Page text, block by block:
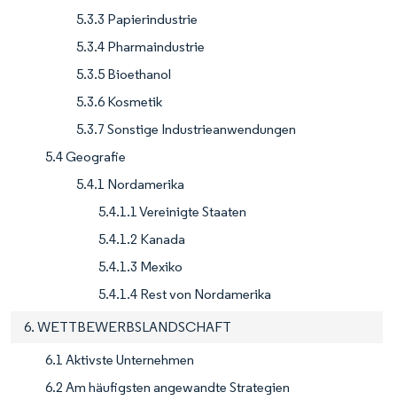
5.3.3 Papierindustrie
5.3.4 Pharmaindustrie
5.3.5 Bioethanol
5.3.6 Kosmetik
5.3.7 Sonstige Industrieanwendungen
5.4 Geografie
5.4.1 Nordamerika
5.4.1.1 Vereinigte Staaten
5.4.1.2 Kanada
5.4.1.3 Mexiko
5.4.1.4 Rest von Nordamerika
6. WETTBEWERBSLANDSCHAFT
6.1 Aktivste Unternehmen
6.2 Am häufigsten angewandte Strategien